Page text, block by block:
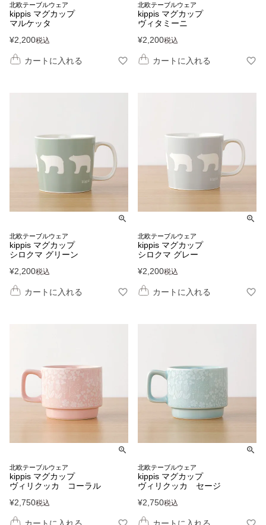
北欧テーブルウェア
kippis マグカップ
マルケッタ
¥2,200税込
カートに入れる
北欧テーブルウェア
kippis マグカップ
ヴィタミーニ
¥2,200税込
カートに入れる
北欧テーブルウェア
kippis マグカップ
シロクマ グリーン
¥2,200税込
カートに入れる
北欧テーブルウェア
kippis マグカップ
シロクマ グレー
¥2,200税込
カートに入れる
北欧テーブルウェア
kippis マグカップ
ヴィリクッカ コーラル
¥2,750税込
北欧テーブルウェア
kippis マグカップ
ヴィリクッカ セージ
¥2,750税込